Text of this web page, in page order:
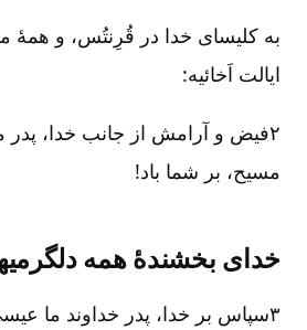
به کلیسای خدا در قُرِنتُس، و همۀ
ایالت اَخائیه:
۲فیض و آرامش از جانب خدا، پدر
مسیح، بر شما باد!
خدای بخشندۀ همه
۳سپاس بر خدا، پدر خداوند ما